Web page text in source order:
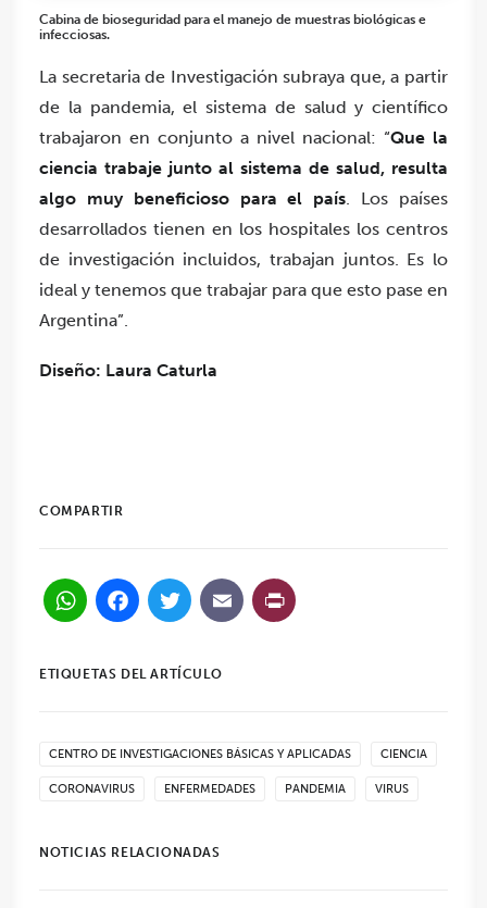
Cabina de bioseguridad para el manejo de muestras biológicas e
infecciosas.
La secretaria de Investigación subraya que, a partir
de la pandemia, el sistema de salud y científico
trabajaron en conjunto a nivel nacional: “Que la
ciencia trabaje junto al sistema de salud, resulta
algo muy beneficioso para el país. Los países
desarrollados tienen en los hospitales los centros
de investigación incluidos, trabajan juntos. Es lo
ideal y tenemos que trabajar para que esto pase en
Argentina”.
Diseño: Laura Caturla
COMPARTIR
WhatsApp
Facebook
Twitter
Email
ETIQUETAS DEL ARTÍCULO
CENTRO DE INVESTIGACIONES BÁSICAS Y APLICADAS CIENCIA
CORONAVIRUS ENFERMEDADES PANDEMIA VIRUS
NOTICIAS RELACIONADAS